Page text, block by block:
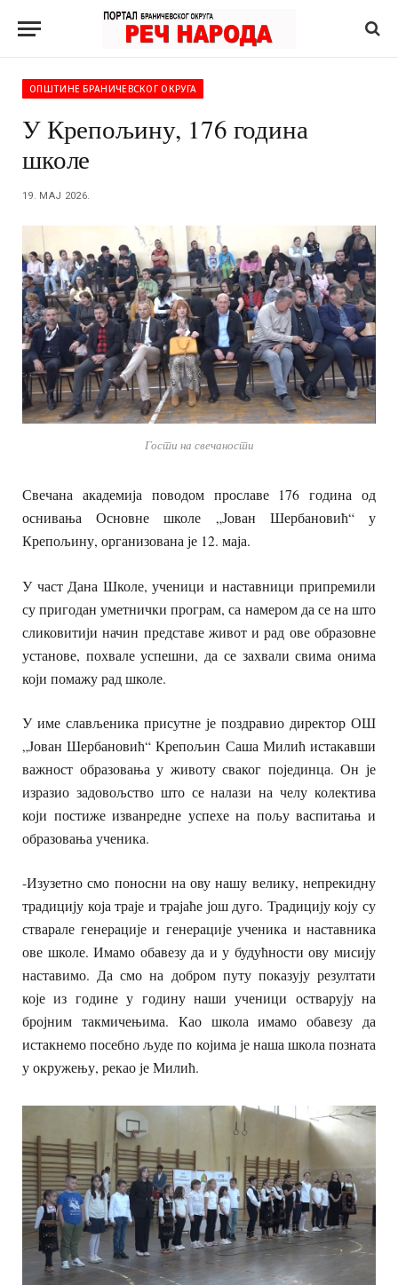
ОПШТИНЕ БРАНИЧЕВСКОГ ОКРУГА
У Крепољину, 176 година
школе
19. МАЈ 2026.
Гости на свечаности
Свечана академија поводом прославе 176 година од
оснивања Основне школе „Јован Шербановић“ у
Крепољину, организована је 12. маја.
У част Дана Школе, ученици и наставници припремили
су пригодан уметнички програм, са намером да се на што
сликовитији начин представе живот и рад ове образовне
установе, похвале успешни, да се захвали свима онима
који помажу рад школе.
У име слављеника присутне је поздравио директор ОШ
„Јован Шербановић“ Крепољин Саша Милић истакавши
важност образовања у животу сваког појединца. Он је
изразио задовољство што се налази на челу колектива
који постиже изванредне успехе на пољу васпитања и
образовања ученика.
-Изузетно смо поносни на ову нашу велику, непрекидну
традицију која траје и трајаће још дуго. Традицију коју су
стварале генерације и генерације ученика и наставника
ове школе. Имамо обавезу да и у будућности ову мисију
наставимо. Да смо на добром путу показују резултати
које из године у годину наши ученици остварују на
бројним такмичењима. Као школа имамо обавезу да
истакнемо посебно људе по којима је наша школа позната
у окружењу, рекао је Милић.